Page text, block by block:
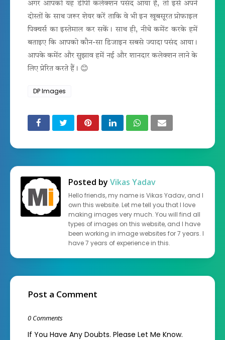
अगर आपको यह डीपी कलेक्शन पसंद आया है, तो इसे अपने
दोस्तों के साथ जरूर शेयर करें ताकि वे भी इन खूबसूरत प्रोफाइल
पिक्चर्स का इस्तेमाल कर सकें। साथ ही, नीचे कमेंट करके हमें
बताइए कि आपको कौन-सा डिजाइन सबसे ज्यादा पसंद आया।
आपके कमेंट और सुझाव हमें नई और शानदार कलेक्शन लाने के
लिए प्रेरित करते हैं। 😊
DP Images
Posted by Vikas Yadav
Hello friends, my name is Vikas Yadav, and I
own this website. Let me tell you that I love
making images very much. You will find all
types of images on this website, and I have
been working in image websites for 7 years. I
have 7 years of experience in this.
Post a Comment
0 Comments
If You Have Any Doubts. Please Let Me Know.